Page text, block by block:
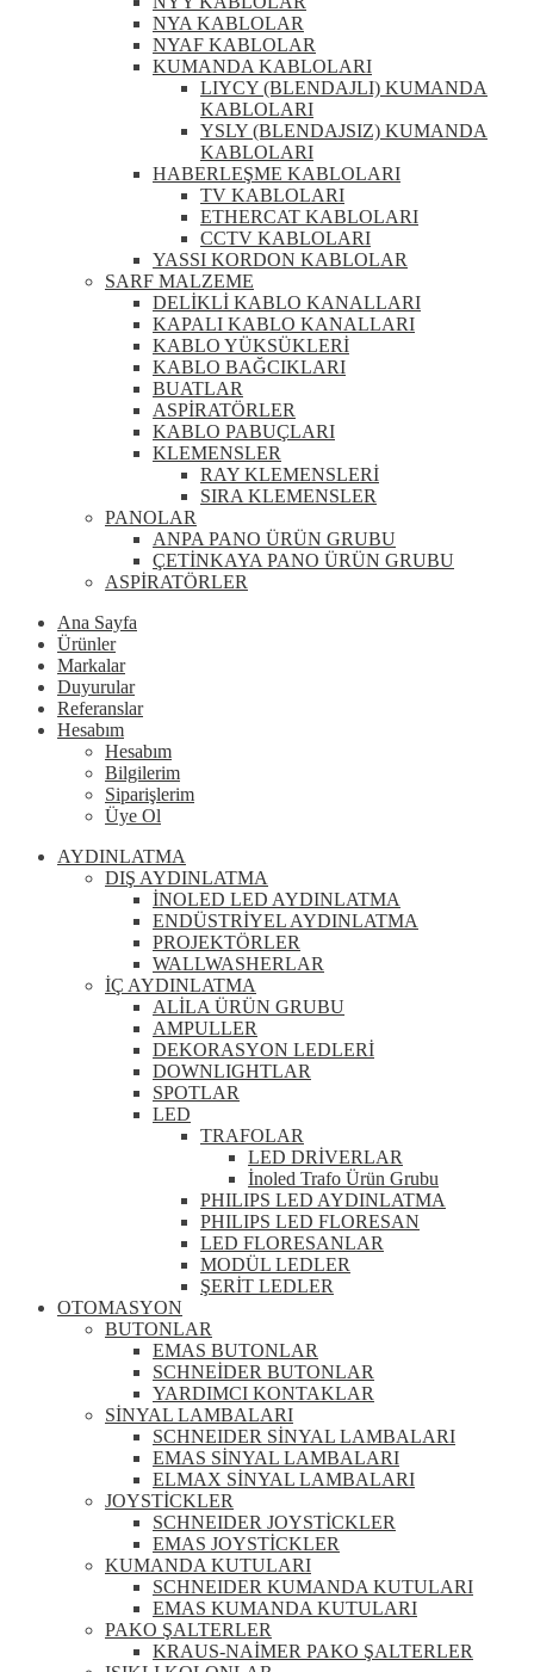
NYA KABLOLAR
NYAF KABLOLAR
KUMANDA KABLOLARI
LIYCY (BLENDAJLI) KUMANDA
KABLOLARI
YSLY (BLENDAJSIZ) KUMANDA
KABLOLARI
HABERLEŞME KABLOLARI
TV KABLOLARI
ETHERCAT KABLOLARI
CCTV KABLOLARI
YASSI KORDON KABLOLAR
SARF MALZEME
DELİKLİ KABLO KANALLARI
KAPALI KABLO KANALLARI
KABLO YÜKSÜKLERİ
KABLO BAĞCIKLARI
BUATLAR
ASPİRATÖRLER
KABLO PABUÇLARI
KLEMENSLER
RAY KLEMENSLERİ
SIRA KLEMENSLER
PANOLAR
ANPA PANO ÜRÜN GRUBU
ÇETİNKAYA PANO ÜRÜN GRUBU
ASPİRATÖRLER
Ana Sayfa
Ürünler
Markalar
Duyurular
Referanslar
Hesabım
Hesabım
Bilgilerim
Siparişlerim
Üye Ol
AYDINLATMA
DIŞ AYDINLATMA
İNOLED LED AYDINLATMA
ENDÜSTRİYEL AYDINLATMA
PROJEKTÖRLER
WALLWASHERLAR
İÇ AYDINLATMA
ALİLA ÜRÜN GRUBU
AMPULLER
DEKORASYON LEDLERİ
DOWNLIGHTLAR
SPOTLAR
LED
TRAFOLAR
LED DRİVERLAR
İnoled Trafo Ürün Grubu
PHILIPS LED AYDINLATMA
PHILIPS LED FLORESAN
LED FLORESANLAR
MODÜL LEDLER
ŞERİT LEDLER
OTOMASYON
BUTONLAR
EMAS BUTONLAR
SCHNEİDER BUTONLAR
YARDIMCI KONTAKLAR
SİNYAL LAMBALARI
SCHNEIDER SİNYAL LAMBALARI
EMAS SİNYAL LAMBALARI
ELMAX SİNYAL LAMBALARI
JOYSTİCKLER
SCHNEIDER JOYSTİCKLER
EMAS JOYSTİCKLER
KUMANDA KUTULARI
SCHNEIDER KUMANDA KUTULARI
EMAS KUMANDA KUTULARI
PAKO ŞALTERLER
KRAUS-NAİMER PAKO ŞALTERLER